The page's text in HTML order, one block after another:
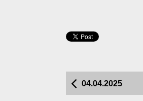
04.04.2025